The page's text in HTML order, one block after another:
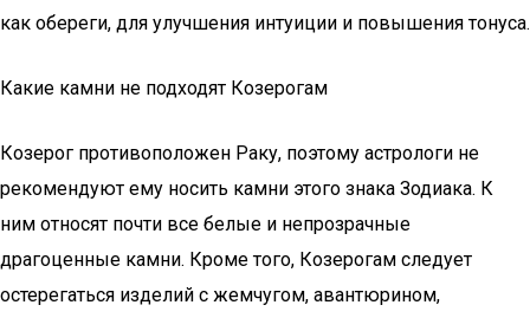
как обереги, для улучшения интуиции и повышения тонуса.
Какие камни не подходят Козерогам
Козерог противоположен Раку, поэтому астрологи не
рекомендуют ему носить камни этого знака Зодиака. К
ним относят почти все белые и непрозрачные
драгоценные камни. Кроме того, Козерогам следует
остерегаться изделий с жемчугом, авантюрином,